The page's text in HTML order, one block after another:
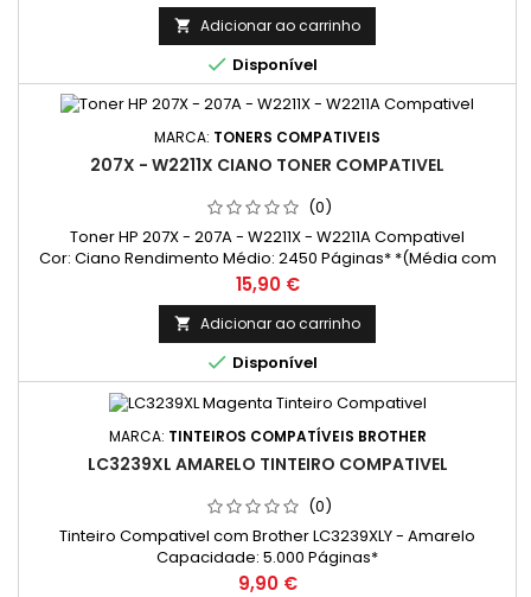
 Adicionar ao carrinho
 Disponível
MARCA: TONERS COMPATIVEIS
207X - W2211X CIANO TONER COMPATIVEL
(0)
Toner HP 207X - 207A - W2211X - W2211A Compativel
Cor: Ciano Rendimento Médio: 2450 Páginas* *(Média com
base na norma ISO/IEC 24711 e impressão contínua. O
rendimento real varia consideravelmente com base no
conteúdo das páginas impressas e noutros factores.)
Preço
15,90 €
 Adicionar ao carrinho
 Disponível
MARCA: TINTEIROS COMPATÍVEIS BROTHER
LC3239XL AMARELO TINTEIRO COMPATIVEL
(0)
Tinteiro Compativel com Brother LC3239XLY - Amarelo
Capacidade: 5.000 Páginas*
Preço
9,90 €